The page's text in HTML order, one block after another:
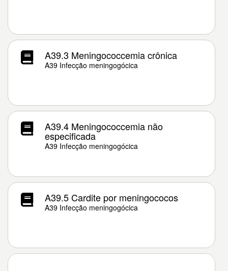
A39.3 Meningococcemia crônica
A39 Infecção meningogócica
A39.4 Meningococcemia não
especificada
A39 Infecção meningogócica
A39.5 Cardite por meningococos
A39 Infecção meningogócica